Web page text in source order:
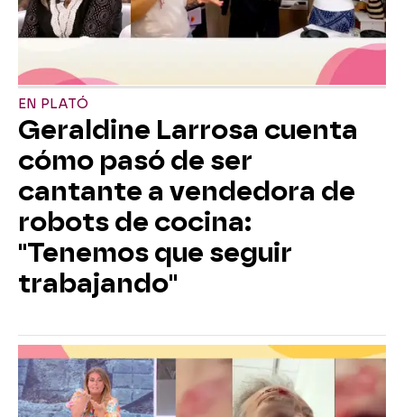
EN PLATÓ
Geraldine Larrosa cuenta
cómo pasó de ser
cantante a vendedora de
robots de cocina:
"Tenemos que seguir
trabajando"